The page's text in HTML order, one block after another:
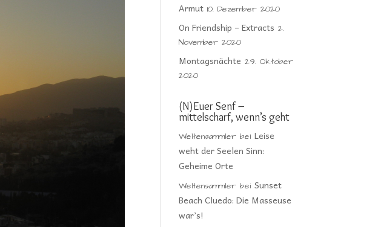
Armut 10. Dezember 2020
On Friendship – Extracts 2.
November 2020
Montagsnächte 29. Oktober
2020
(N)Euer Senf –
mittelscharf, wenn’s geht
Weltensammler beiLeise
weht der Seelen Sinn:
Geheime Orte
Weltensammler beiSunset
Beach Cluedo: Die Masseuse
war’s!